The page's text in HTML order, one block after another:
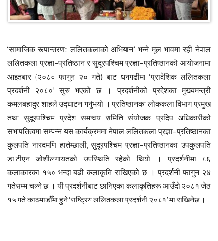
‘सामाजिक रूपान्तरणः ललितकलाको अभियान’ भन्ने मूल भावमा रही नेपाल
ललितकला प्रज्ञा–प्रतिष्ठान र सुदूरपश्चिम प्रज्ञा–प्रतिष्ठानको आयोजनामा
आइतबार (२०८० फागुन २० गते) बाट धनगढीमा ‘प्रादेशिक ललितकला
प्रदर्शनी २०८०’ सुरु भएको छ । प्रदर्शनीको प्रदेशका मुख्यमन्त्री
कमलबहादुर शाहले उद्घाटन गर्नुभयो । प्रतिष्ठानका लोककला विभाग प्रमुख
तथा सुदूरपश्चिम प्रदेश समन्वय समिति संयोजक प्रदिप अधिकारीको
सभापतित्वमा सम्पन्न यस कार्यक्रममा नेपाल ललितकला प्रज्ञा–प्रतिष्ठानका
कुलपति नारदमणि हार्तम्छाली, सुदूरपश्चिम प्रज्ञा–प्रतिष्ठानका उपकुलपति
डा.टीएन जोशीलगायतको उपस्थिति रहेको थियो । प्रदर्शनीमा ८६
कलाकारका १५० भन्दा बढी कलाकृति राखिएको छ । प्रदर्शनी फागुन २४
गतेसम्म चल्ने छ । यी प्रदर्शनीबाट छानिएका कलाकृतिहरू आउँदो २०८१ जेठ
१५ गते काठमाडौँमा हुने ‘राष्ट्रिय ललितकला प्रदर्शनी २०८१’ मा राखिनेछ ।